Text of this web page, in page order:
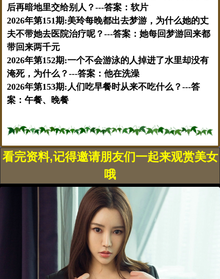
后再暗地里交给别人？---答案：软片
2026年第151期:美玲每晚都出去梦游，为什么她的丈
夫不带她去医院治疗呢？---答案：她每回梦游回来都
带回来两千元
2026年第152期:一个不会游泳的人掉进了水里却没有
淹死，为什么？---答案：他在洗澡
2026年第153期:人们吃早餐时从来不吃什么？---答
案：午餐、晚餐
看完资料,记得邀请朋友们一起来观赏美女
哦